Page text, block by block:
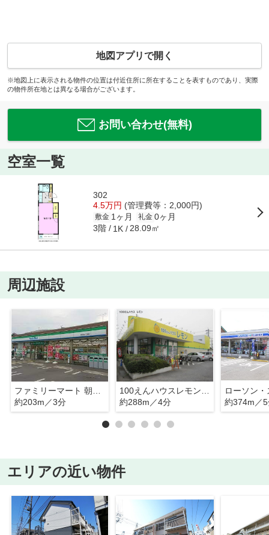
地図アプリで開く
※地図上に表示される物件の位置は付近住所に所在することを表すものであり、実際
の物件所在地とは異なる場合がございます。
お問い合わせ(無料)
空室一覧
302
4.5万円 (管理費等：2,000円)
敷金 1ヶ月 礼金 0ヶ月
3階 1K 28.09㎡
周辺施設
約203m／3分
約288m／4分
約374m／
エリアの近い物件